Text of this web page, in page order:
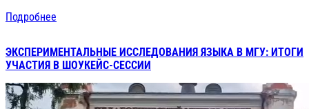
Подробнее
ЭКСПЕРИМЕНТАЛЬНЫЕ ИССЛЕДОВАНИЯ ЯЗЫКА В МГУ: ИТОГИ
УЧАСТИЯ В ШОУКЕЙС-СЕССИИ